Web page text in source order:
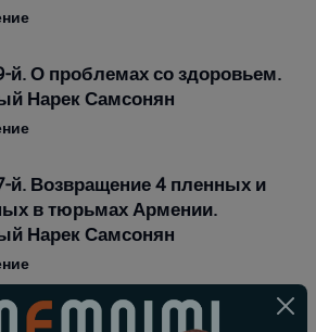
й. О проблемах со здоровьем.
Нарек Самсонян
й. Возвращение 4 пленных и
в тюрьмах Армении.
Нарек Самсонян
6-й карцер со своим